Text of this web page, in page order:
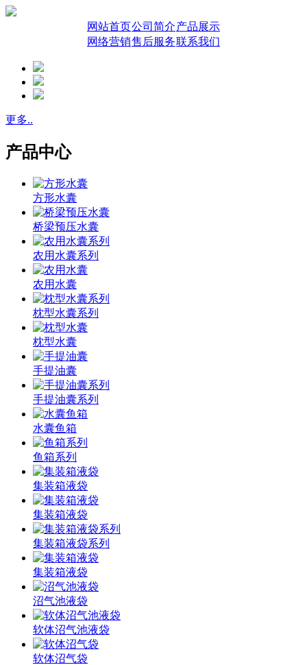
网站首页公司简介产品展示
网络营销售后服务联系我们
更多..
产品中心
方形水囊
桥梁预压水囊
农用水囊系列
农用水囊
枕型水囊系列
枕型水囊
手提油囊
手提油囊系列
水囊鱼箱
鱼箱系列
集装箱液袋
集装箱液袋
集装箱液袋系列
集装箱液袋
沼气池液袋
软体沼气池液袋
软体沼气袋